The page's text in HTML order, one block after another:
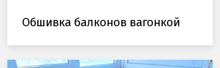
Обшивка балконов вагонкой